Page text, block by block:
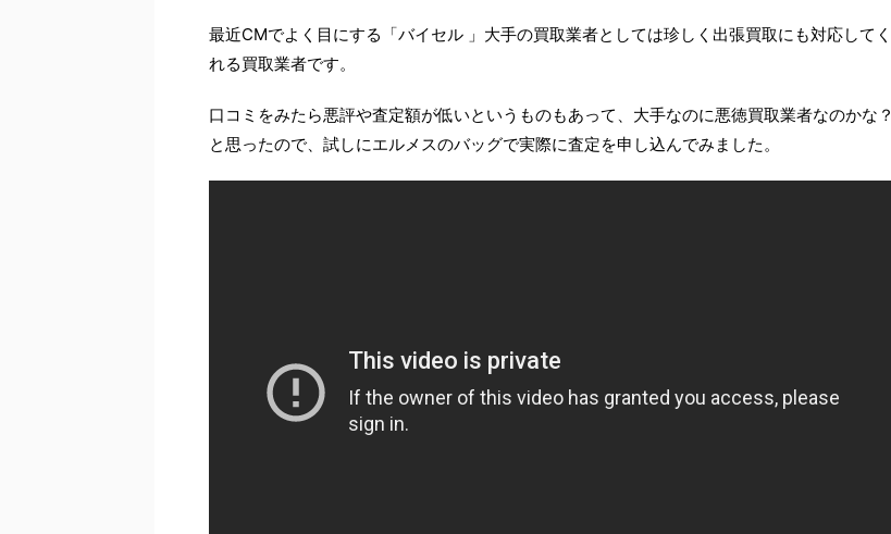
最近CMでよく目にする「バイセル 」大手の買取業者としては珍しく出張買取にも対応してく
れる買取業者です。
口コミをみたら悪評や査定額が低いというものもあって、大手なのに悪徳買取業者なのかな？
と思ったので、試しにエルメスのバッグで実際に査定を申し込んでみました。